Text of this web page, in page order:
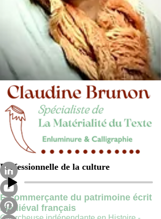
Professionnelle de la culture
E-commerçante du patrimoine écrit
médiéval français